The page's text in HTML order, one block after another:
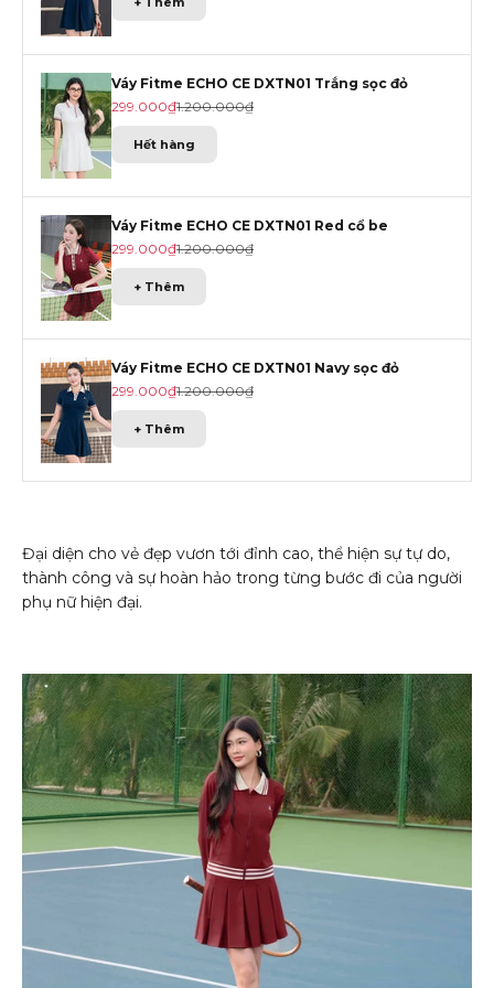
Váy Fitme ECHO CE DXTN01 Trắng sọc đỏ
Giá khuyến mãi
299.000₫Giá gốc
1.200.000₫
Hết hàng
Váy Fitme ECHO CE DXTN01 Red cổ be
Giá khuyến mãi
299.000₫Giá gốc
1.200.000₫
+ Thêm
Váy Fitme ECHO CE DXTN01 Navy sọc đỏ
Giá khuyến mãi
299.000₫Giá gốc
1.200.000₫
+ Thêm
Đại diện cho vẻ đẹp vươn tới đỉnh cao, thể hiện sự tự do,
thành công và sự hoàn hảo trong từng bước đi của người
phụ nữ hiện đại.